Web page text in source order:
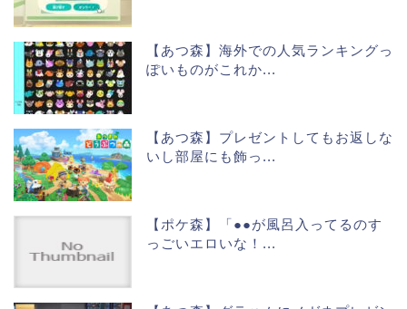
【あつ森】海外での人気ランキングっ
ぽいものがこれか...
【あつ森】プレゼントしてもお返しな
いし部屋にも飾っ...
【ポケ森】「●●が風呂入ってるのす
っごいエロいな！...